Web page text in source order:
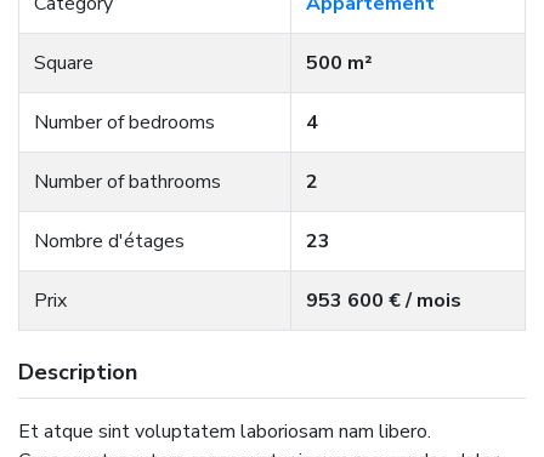
Square 500 m²
Number of bedrooms 4
Number of bathrooms 2
Nombre d'étages 23
Prix 953 600 € / mois
Description
Et atque sint voluptatem laboriosam nam libero.